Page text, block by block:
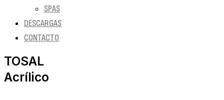
SPAS
DESCARGAS
CONTACTO
TOSAL
Acrílico